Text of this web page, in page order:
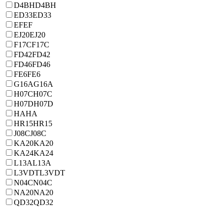
D4BHD4BH
ED33ED33
EFEF
EJ20EJ20
F17CF17C
FD42FD42
FD46FD46
FE6FE6
G16AG16A
H07CH07C
H07DH07D
HAHA
HR15HR15
J08CJ08C
KA20KA20
KA24KA24
L13AL13A
L3VDTL3VDT
N04CN04C
NA20NA20
QD32QD32